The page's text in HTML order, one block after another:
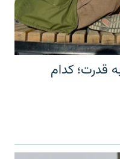
قدرت؛ کدام